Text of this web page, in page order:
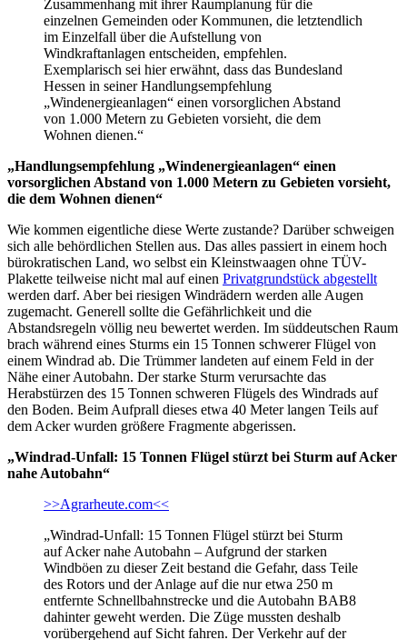
Zusammenhang mit ihrer Raumplanung für die
einzelnen Gemeinden oder Kommunen, die letztendlich
im Einzelfall über die Aufstellung von
Windkraftanlagen entscheiden, empfehlen.
Exemplarisch sei hier erwähnt, dass das Bundesland
Hessen in seiner Handlungsempfehlung
„Windenergieanlagen“ einen vorsorglichen Abstand
von 1.000 Metern zu Gebieten vorsieht, die dem
Wohnen dienen.“
„Handlungsempfehlung „Windenergieanlagen“ einen
vorsorglichen Abstand von 1.000 Metern zu Gebieten vorsieht,
die dem Wohnen dienen“
Wie kommen eigentliche diese Werte zustande? Darüber schweigen
sich alle behördlichen Stellen aus. Das alles passiert in einem hoch
bürokratischen Land, wo selbst ein Kleinstwaagen ohne TÜV-
Plakette teilweise nicht mal auf einen Privatgrundstück abgestellt
werden darf. Aber bei riesigen Windrädern werden alle Augen
zugemacht. Generell sollte die Gefährlichkeit und die
Abstandsregeln völlig neu bewertet werden. Im süddeutschen Raum
brach während eines Sturms ein 15 Tonnen schwerer Flügel von
einem Windrad ab. Die Trümmer landeten auf einem Feld in der
Nähe einer Autobahn. Der starke Sturm verursachte das
Herabstürzen des 15 Tonnen schweren Flügels des Windrads auf
den Boden. Beim Aufprall dieses etwa 40 Meter langen Teils auf
dem Acker wurden größere Fragmente abgerissen.
„Windrad-Unfall: 15 Tonnen Flügel stürzt bei Sturm auf Acker
nahe Autobahn“
>>Agrarheute.com<<
„Windrad-Unfall: 15 Tonnen Flügel stürzt bei Sturm
auf Acker nahe Autobahn – Aufgrund der starken
Windböen zu dieser Zeit bestand die Gefahr, dass Teile
des Rotors und der Anlage auf die nur etwa 250 m
entfernte Schnellbahnstrecke und die Autobahn BAB8
dahinter geweht werden. Die Züge mussten deshalb
vorübergehend auf Sicht fahren. Der Verkehr auf der